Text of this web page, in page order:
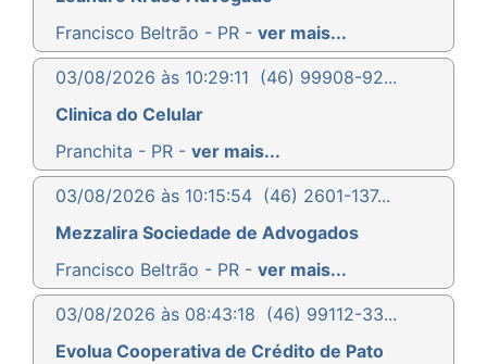
Francisco Beltrão - PR - ver mais...
03/08/2026 às 10:29:11 (46) 99908-92...
Clinica do Celular
Pranchita - PR - ver mais...
03/08/2026 às 10:15:54 (46) 2601-137...
Mezzalira Sociedade de Advogados
Francisco Beltrão - PR - ver mais...
03/08/2026 às 08:43:18 (46) 99112-33...
Evolua Cooperativa de Crédito de Pato